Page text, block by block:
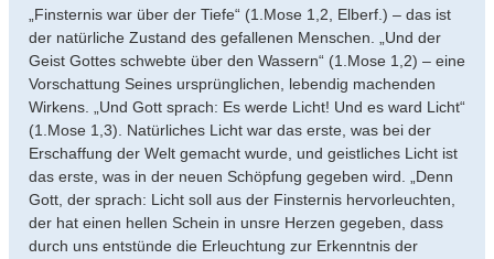
„Finsternis war über der Tiefe“ (1.Mose 1,2, Elberf.) – das ist
der natürliche Zustand des gefallenen Menschen. „Und der
Geist Gottes schwebte über den Wassern“ (1.Mose 1,2) – eine
Vorschattung Seines ursprünglichen, lebendig machenden
Wirkens. „Und Gott sprach: Es werde Licht! Und es ward Licht“
(1.Mose 1,3). Natürliches Licht war das erste, was bei der
Erschaffung der Welt gemacht wurde, und geistliches Licht ist
das erste, was in der neuen Schöpfung gegeben wird. „Denn
Gott, der sprach: Licht soll aus der Finsternis hervorleuchten,
der hat einen hellen Schein in unsre Herzen gegeben, dass
durch uns entstünde die Erleuchtung zur Erkenntnis der